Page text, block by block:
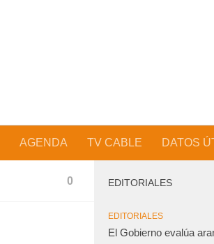
AGENDA TV CABLE DATOS
0 EDITORIALES
EDITORIALES
El Gobierno evalúa